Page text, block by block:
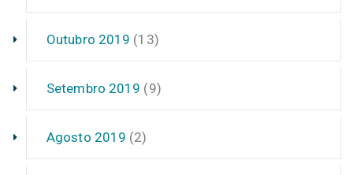
Outubro 2019 (13)
Setembro 2019 (9)
Agosto 2019 (2)